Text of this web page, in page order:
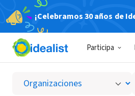
¡Celebramos 30 años de
Participa